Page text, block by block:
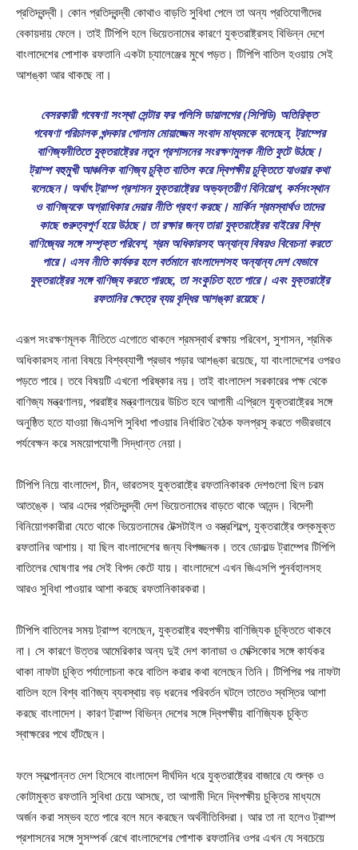
প্রতিদ্বন্দ্বী। কোন প্রতিদ্বন্দ্বী কোথাও বাড়তি সুবিধা পেলে তা অন্য প্রতিযোগীদের
বেকায়দায় ফেলে। তাই টিপিপি হলে ভিয়েতনামের কারণে যুক্তরাষ্ট্রসহ বিভিন্ন দেশে
বাংলাদেশের পোশাক রফতানি একটা চ্যালেঞ্জের মুখে পড়ত। টিপিপি বাতিল হওয়ায় সেই
আশঙ্কা আর থাকছে না।
বেসরকারী গবেষণা সংস্থা সেন্টার ফর পলিসি ডায়ালগের (সিপিডি) অতিরিক্ত
গবেষণা পরিচালক খন্দকার গোলাম মোয়াজ্জেম সংবাদ মাধ্যমকে বলেছেন, ট্রাম্পের
বাণিজ্যনীতিতে যুক্তরাষ্ট্রের নতুন প্রশাসনের সংরক্ষণমুলক নীতি ফুটে উঠছে।
ট্রাম্প বহুমুখী আঞ্চলিক বাণিজ্য চুক্তি বাতিল করে দ্বিপক্ষীয় চুক্তিতে যাওয়ার কথা
বলেছেন। অর্থাৎ ট্রাম্প প্রশাসন যুক্তরাষ্ট্রের অভ্যন্তরীণ বিনিয়োগ, কর্মসংস্থান
ও বাণিজ্যকে অগ্রাধিকার দেয়ার নীতি গ্রহণ করছে। মার্কিন শ্রমস্বার্থও তাদের
কাছে গুরুত্বপূর্ণ হয়ে উঠছে। তা রক্ষার জন্য তারা যুক্তরাষ্ট্রের বাইরের বিশ্ব
বাণিজ্যের সঙ্গে সম্পৃক্ত পরিবেশ, শ্রম অধিকারসহ অন্যান্য বিষয়ও বিবেচনা করতে
পারে। এসব নীতি কার্যকর হলে বর্তমানে বাংলাদেশসহ অন্যান্য দেশ যেভাবে
যুক্তরাষ্ট্রের সঙ্গে বাণিজ্য করতে পারছে, তা সংকুচিত হতে পারে। এবং যুক্তরাষ্ট্রে
রফতানির ক্ষেত্রে ব্যয় বৃদ্ধির আশঙ্কা রয়েছে।
এরূপ সংরক্ষণমূলক নীতিতে এগোতে থাকলে শ্রমস্বার্থ রক্ষায় পরিবেশ, সুশাসন, শ্রমিক
অধিকারসহ নানা বিষয়ে বিশ্বব্যাপী প্রভাব পড়ার আশঙ্কা রয়েছে, যা বাংলাদেশের ওপরও
পড়তে পারে। তবে বিষয়টি এখনো পরিষ্কার নয়। তাই বাংলাদেশ সরকারের পক্ষ থেকে
বাণিজ্য মন্ত্রণালয়, পররাষ্ট্র মন্ত্রণালয়ের উচিত হবে আগামী এপ্রিলে যুক্তরাষ্ট্রের সঙ্গে
অনুষ্ঠিত হতে যাওয়া জিএসপি সুবিধা পাওয়ার নির্ধারিত বৈঠক ফলপ্রসূ করতে গভীরভাবে
পর্যবেক্ষন করে সময়োপযোগী সিদ্ধান্ত নেয়া।
টিপিপি নিয়ে বাংলাদেশ, চীন, ভারতসহ যুক্তরাষ্ট্রে রফতানিকারক দেশগুলো ছিল চরম
আতঙ্কে। আর এদের প্রতিদ্বন্দ্বী দেশ ভিয়েতনামের বাড়তে থাকে আনন্দ। বিদেশী
বিনিয়োগকারীরা যেতে থাকে ভিয়েতনামের টেক্সটাইল ও বস্ত্রশিল্পে, যুক্তরাষ্ট্রে শুল্কমুক্ত
রফতানির আশায়। যা ছিল বাংলাদেশের জন্য বিপজ্জনক। তবে ডোনাল্ড ট্রাম্পের টিপিপি
বাতিলের ঘোষণার পর সেই বিপদ কেটে যায়। বাংলাদেশে এখন জিএসপি পুনর্বহালসহ
আরও সুবিধা পাওয়ার আশা করছে রফতানিকারকরা।
টিপিপি বাতিলের সময় ট্রাম্প বলেছেন, যুক্তরাষ্ট্র বহুপক্ষীয় বাণিজ্যিক চুক্তিতে থাকবে
না। সে কারণে উত্তর আমেরিকার অন্য দুই দেশ কানাডা ও মেক্সিকোর সঙ্গে কার্যকর
থাকা নাফটা চুক্তি পর্যালোচনা করে বাতিল করার কথা বলেছেন তিনি। টিপিপির পর নাফটা
বাতিল হলে বিশ্ব বাণিজ্য ব্যবস্থায় বড় ধরনের পরিবর্তন ঘটলে তাতেও স্বস্তির আশা
করছে বাংলাদেশ। কারণ ট্রাম্প বিভিন্ন দেশের সঙ্গে দ্বিপক্ষীয় বাণিজ্যিক চুক্তি
স্বাক্ষরের পথে হাঁটছেন।
ফলে স্বল্পোন্নত দেশ হিসেবে বাংলাদেশ দীর্ঘদিন ধরে যুক্তরাষ্ট্রের বাজারে যে শুল্ক ও
কোটামুক্ত রফতানি সুবিধা চেয়ে আসছে, তা আগামী দিনে দ্বিপক্ষীয় চুক্তির মাধ্যমে
অর্জন করা সম্ভব হতে পারে বলে মনে করছেন অর্থনীতিবিদরা। আর তা না হলেও ট্রাম্প
প্রশাসনের সঙ্গে সুসম্পর্ক রেখে বাংলাদেশের পোশাক রফতানির ওপর এখন যে সবচেয়ে